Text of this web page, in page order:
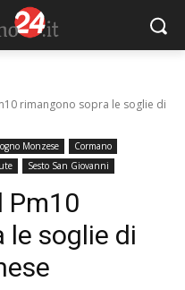
rimangono sopra le soglie di
Monzese
Cormano
Sesto San Giovanni
Pm10
le soglie di